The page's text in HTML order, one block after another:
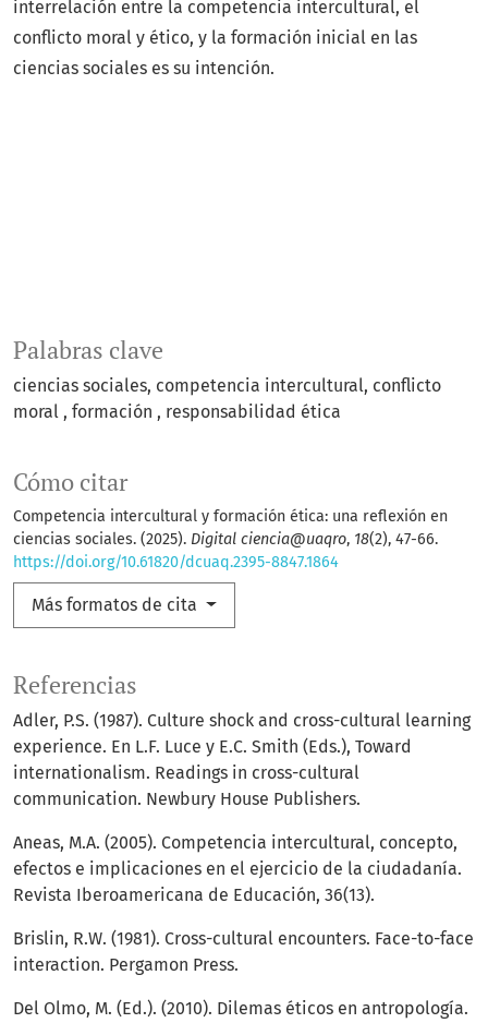
Palabras clave
ciencias sociales competencia intercultural conflicto
moral
formación responsabilidad ética
Cómo citar
Competencia intercultural y formación ética: una reflexión en
ciencias sociales. (2025). Digital ciencia@uaqro, 18(2), 47-66.
https://doi.org/10.61820/dcuaq.2395-8847.1864
Más formatos de cita
interrelación entre la competencia intercultural, el
conflicto moral y ético, y la formación inicial en las
ciencias sociales es su intención.
Referencias
Adler, P.S. (1987). Culture shock and cross-cultural learning
experience. En L.F. Luce y E.C. Smith (Eds.), Toward
internationalism. Readings in cross-cultural
communication. Newbury House Publishers.
Aneas, M.A. (2005). Competencia intercultural, concepto,
efectos e implicaciones en el ejercicio de la ciudadanía.
Revista Iberoamericana de Educación, 36(13).
Brislin, R.W. (1981). Cross-cultural encounters. Face-to-face
interaction. Pergamon Press.
Del Olmo, M. (Ed.). (2010). Dilemas éticos en antropología.